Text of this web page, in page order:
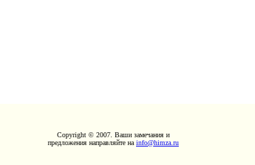
Copyright © 2007. Ваши замечания и
предложения направляйте на info@himza.ru